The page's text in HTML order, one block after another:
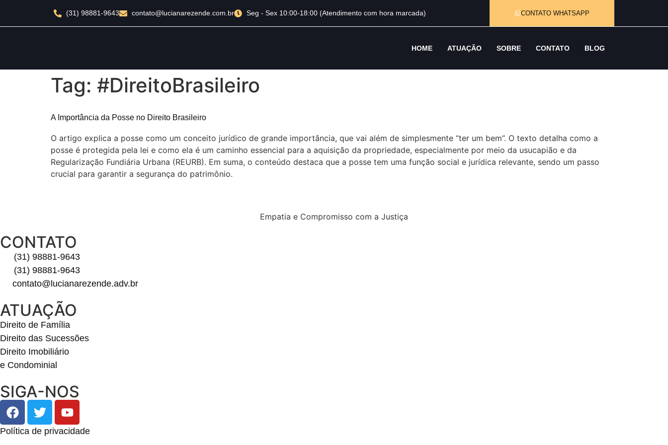
CONTATO WHATSAPP
(31) 98881-9643 contato@lucianarezende.com.br Seg - Sex 10:00-18:00 (Atendimento com hora marcada)
HOME ATUAÇÃO SOBRE CONTATO BLOG
Tag: #DireitoBrasileiro
A Importância da Posse no Direito Brasileiro
O artigo explica a posse como um conceito jurídico de grande importância, que vai além de simplesmente “ter um bem”. O texto detalha como a
posse é protegida pela lei e como ela é um caminho essencial para a aquisição da propriedade, especialmente por meio da usucapião e da
Regularização Fundiária Urbana (REURB). Em suma, o conteúdo destaca que a posse tem uma função social e jurídica relevante, sendo um passo
crucial para garantir a segurança do patrimônio.
Empatia e Compromisso com a Justiça
CONTATO
(31) 98881-9643
(31) 98881-9643
contato@lucianarezende.adv.br
ATUAÇÃO
Direito de Família
Direito das Sucessões
Direito Imobiliário
e Condominial
SIGA-NOS
Política de privacidade